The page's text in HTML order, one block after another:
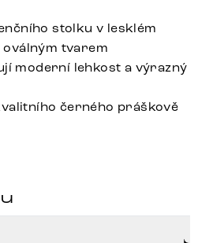
stolku v lesklém
tvarem
moderní lehkost a výrazný
černého práškově